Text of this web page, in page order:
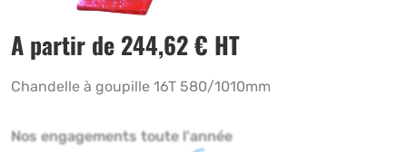
A partir de 244,62€ HT
Chandelle à goupille 16T 580/1010mm
Nos engagements toute l'année